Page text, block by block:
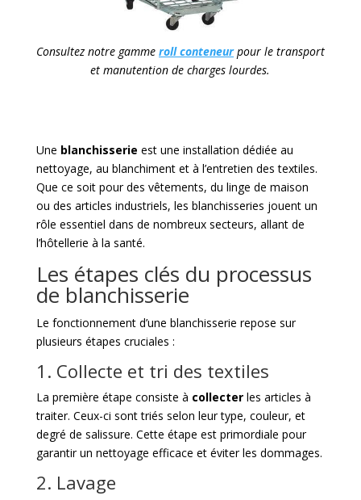
Consultez notre gamme roll conteneurpour le transport
et manutention de charges lourdes.
Une blanchisserie est une installation dédiée au
nettoyage, au blanchiment et à l’entretien des textiles.
Que ce soit pour des vêtements, du linge de maison
ou des articles industriels, les blanchisseries jouent un
rôle essentiel dans de nombreux secteurs, allant de
l’hôtellerie à la santé.
Les étapes clés du processus
de blanchisserie
Le fonctionnement d’une blanchisserie repose sur
plusieurs étapes cruciales :
1. Collecte et tri des textiles
La première étape consiste à collecterles articles à
traiter. Ceux-ci sont triés selon leur type, couleur, et
degré de salissure. Cette étape est primordiale pour
garantir un nettoyage efficace et éviter les dommages.
2. Lavage